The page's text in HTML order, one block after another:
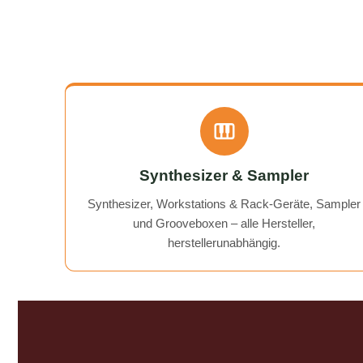
me a "free tip" on how to get an old
recorder working again.
Communication was excellent, and
and hassle-free. I can wholeheartedly
recommend AudioTechniker.de. It's
great that companies like this still
exist!
Synthesizer & Sampler
Synthesizer, Workstations & Rack-Geräte, Sampler
und Grooveboxen – alle Hersteller,
herstellerunabhängig.